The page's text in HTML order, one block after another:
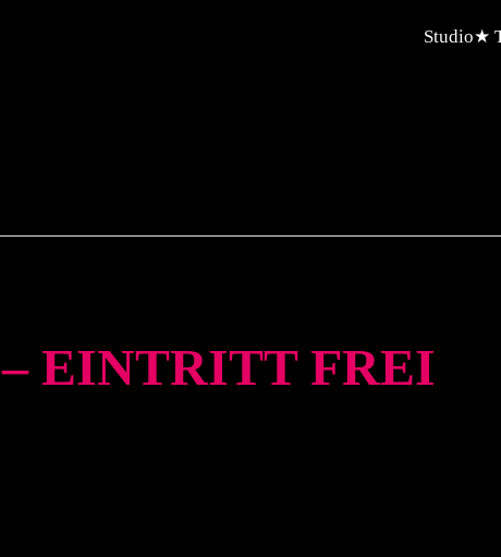
Studio★
EINTRITT FREI